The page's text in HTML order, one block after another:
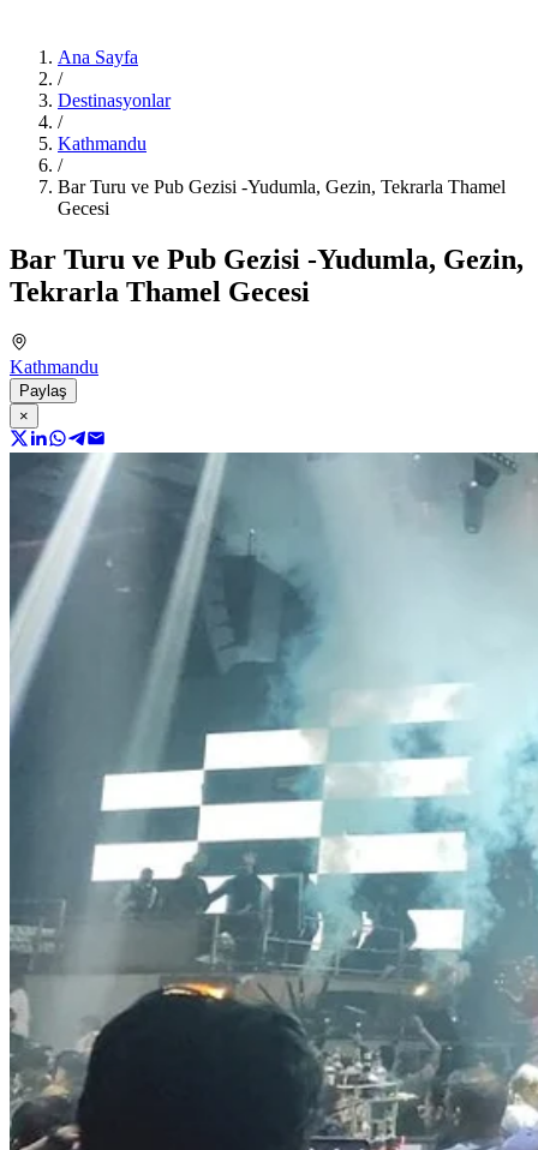
Ana Sayfa
/
Destinasyonlar
/
Kathmandu
/
Bar Turu ve Pub Gezisi -Yudumla, Gezin, Tekrarla Thamel
Gecesi
Bar Turu ve Pub Gezisi -Yudumla, Gezin,
Tekrarla Thamel Gecesi
Kathmandu
Paylaş
×